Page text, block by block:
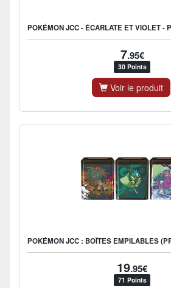
7.95€
30 Points
Voir le produit
19.95€
71 Points